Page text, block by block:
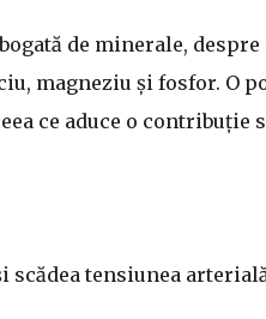
de minerale,
magneziu și fosfor. O
ce aduce o
scădea tensiunea